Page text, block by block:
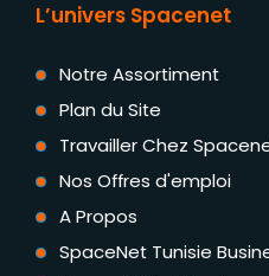
L’univers Spacenet
Notre Assortiment
Plan du Site
Travailler Chez
Nos Offres d'emploi
A Propos
SpaceNet Tunisie